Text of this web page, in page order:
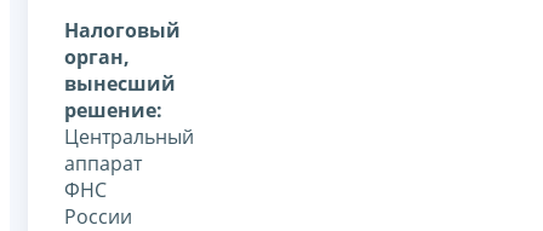
Налоговый
орган,
вынесший
решение:
Центральный
аппарат
ФНС
России